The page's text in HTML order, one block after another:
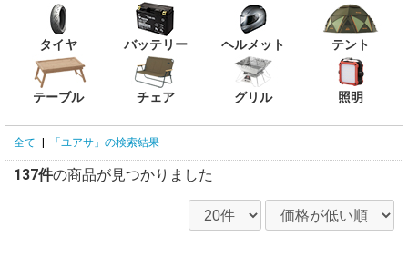
タイヤ バッテリー ヘルメット テント
テーブル チェア グリル 照明
全て 「ユアサ」の検索結果
137件の商品が見つかりました